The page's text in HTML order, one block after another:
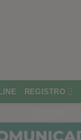
REGISTRO